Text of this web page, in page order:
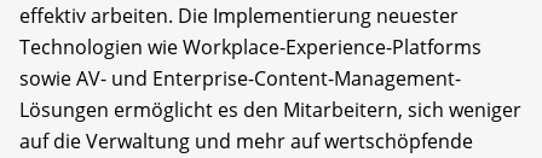
effektiv arbeiten. Die Implementierung neuester
Technologien wie Workplace-Experience-Platforms
sowie AV- und Enterprise-Content-Management-
Lösungen ermöglicht es den Mitarbeitern, sich weniger
auf die Verwaltung und mehr auf wertschöpfende